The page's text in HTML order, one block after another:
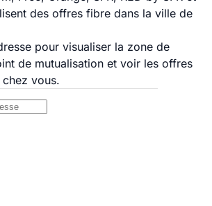
des offres fibre dans la ville de
pour visualiser la zone de
de mutualisation et voir les offres
vous.